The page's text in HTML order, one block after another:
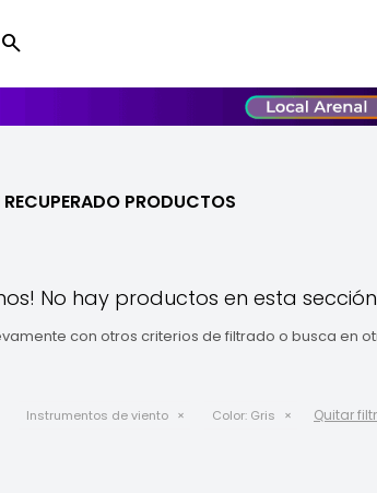
RECUPERADO PRODUCTOS
No hay productos en esta
con otros criterios de filtrado o busca en
Instrumentos de viento Color: Gris Quitar